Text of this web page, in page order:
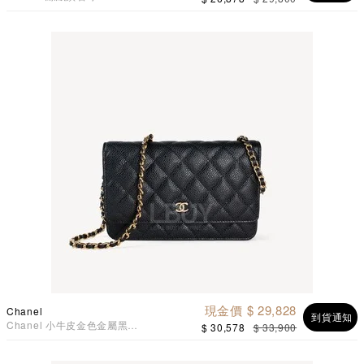
Chanel
Chanel 小牛皮金色金屬黑色
到貨通知
現金價 $ 29,828
$ 30,578 $ 33,900